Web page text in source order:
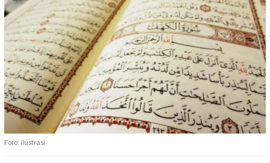
Foto: ilustrasi